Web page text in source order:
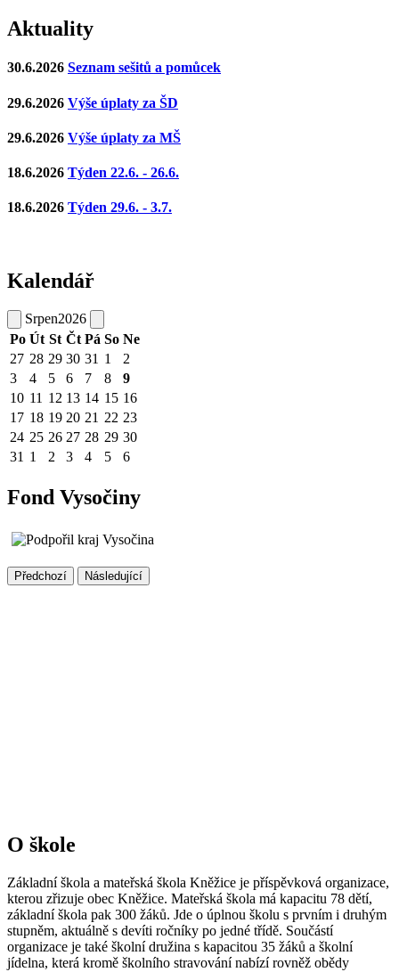
Aktuality
30.6.2026 Seznam sešitů a pomůcek
29.6.2026 Výše úplaty za ŠD
29.6.2026 Výše úplaty za MŠ
18.6.2026 Týden 22.6. - 26.6.
18.6.2026 Týden 29.6. - 3.7.
Kalendář
Srpen2026
Po Út St Čt Pá So Ne
27 28 29 30 31 1
2
3
4 5 6 7 8
9
10 11 12 13 14 15 16
17 18 19 20 21 22 23
24 25 26 27 28 29 30
31 1 2 3 4 5 6
Fond Vysočiny
Předchozí Následující
O škole
Základní škola a mateřská škola Kněžice je příspěvková organizace,
kterou zřizuje obec Kněžice. Mateřská škola má kapacitu 78 dětí,
základní škola pak 300 žáků. Jde o úplnou školu s prvním i druhým
stupněm, aktuálně s devíti ročníky po jedné třídě. Součástí
organizace je také školní družina s kapacitou 35 žáků a školní
jídelna, která kromě školního stravování nabízí rovněž obědy